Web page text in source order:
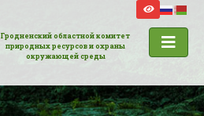
Гродненский областной комитет
природных ресурсов и охраны
окружающей среды